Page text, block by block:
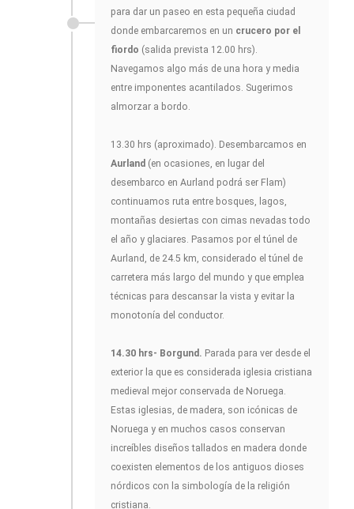
para dar un paseo en esta pequeña ciudad
donde embarcaremos en un crucero por el
fiordo (salida prevista 12.00 hrs).
Navegamos algo más de una hora y media
entre imponentes acantilados. Sugerimos
almorzar a bordo.
13.30 hrs (aproximado). Desembarcamos en
Aurland (en ocasiones, en lugar del
desembarco en Aurland podrá ser Flam)
continuamos ruta entre bosques, lagos,
montañas desiertas con cimas nevadas todo
el año y glaciares. Pasamos por el túnel de
Aurland, de 24.5 km, considerado el túnel de
carretera más largo del mundo y que emplea
técnicas para descansar la vista y evitar la
monotonía del conductor.
14.30 hrs- Borgund. Parada para ver desde el
exterior la que es considerada iglesia cristiana
medieval mejor conservada de Noruega.
Estas iglesias, de madera, son icónicas de
Noruega y en muchos casos conservan
increíbles diseños tallados en madera donde
coexisten elementos de los antiguos dioses
nórdicos con la simbología de la religión
cristiana.